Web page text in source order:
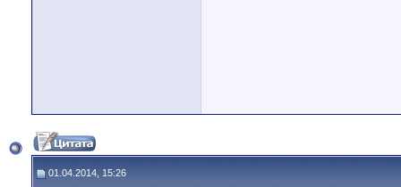
01.04.2014, 15:26